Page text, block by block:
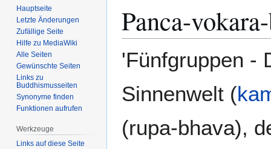
Navigation
Suche
Panca-
'Fünfgruppen -
Sinnenwelt (
(rupa-bhava),
Hauptseite
Letzte Änderungen
Zufällige Seite
Hilfe zu MediaWiki
Alle Seiten
Gewünschte Seiten
Links zu
Buddhismusseiten
Synonyme finden
Funktionen aufrufen
Werkzeuge
Links auf diese Seite